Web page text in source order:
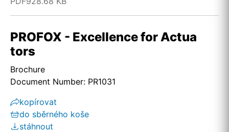
PROFOX - Excellence for Actua
tors
Brochure
Document Number: PR1031
kopírovat
do sběrného koše
stáhnout